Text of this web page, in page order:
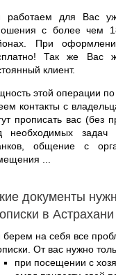
для Вас
с более чем
При
Так же Вас
клиент.
этой операции
контакты с
прописать вас
необходимых задач
общение с
...
документы
в Астрахани
на себя все
От вас нужно
при посещении с